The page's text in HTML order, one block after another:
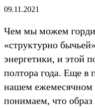
09.11.2021
Чем мы можем
«структурно
энергетики, и этой
полтора года. Еще
нашем
понимаем, что